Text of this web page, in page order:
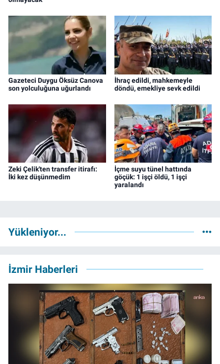
Gazeteci Duygu Öksüz Canova
son yolculuğuna uğurlandı
İhraç edildi, mahkemeyle
döndü, emekliye sevk edildi
Zeki Çelik'ten transfer itirafı:
İki kez düşünmedim
İçme suyu tünel hattında
göçük: 1 işçi öldü, 1 işçi
yaralandı
Yükleniyor...
İzmir Haberleri